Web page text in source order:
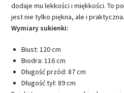
dodaje mu lekkości i miękkości. To
jest nie tylko piękna, ale i praktyczna.
Wymiary sukienki:
Biust: 120 cm
Biodra: 116 cm
Długość przód: 87 cm
Długość tył: 89 cm